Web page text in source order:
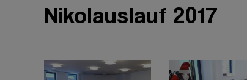
Nikolauslauf 2017